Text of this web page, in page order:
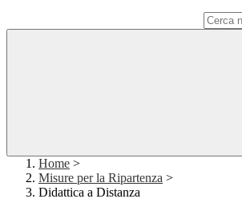
Home >
Misure per la Ripartenza >
Didattica a Distanza